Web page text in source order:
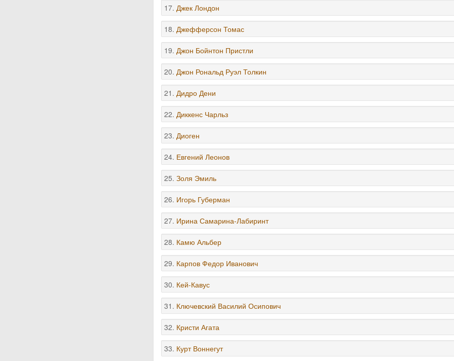
17.Джек Лондон
18.Джефферсон Томас
19.Джон Бойнтон Пристли
20.Джон Рональд Руэл Толкин
21.Дидро Дени
22.Диккенс Чарльз
23.Диоген
24. Евгений Леонов
25.Золя Эмиль
26. Игорь Губерман
27. Ирина Самарина-Лабиринт
28. Камю Альбер
29. Карпов Федор Иванович
30. Кей-Кавус
31. Ключевский Василий Осипович
32. Кристи Агата
33. Курт Воннегут